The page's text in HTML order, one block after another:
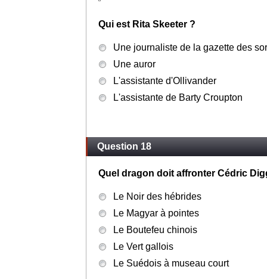
Qui est Rita Skeeter ?
Une journaliste de la gazette des
Une auror
L'assistante d'Ollivander
L'assistante de Barty Croupton
Question 18
Quel dragon doit affronter Cédric
Le Noir des hébrides
Le Magyar à pointes
Le Boutefeu chinois
Le Vert gallois
Le Suédois à museau court